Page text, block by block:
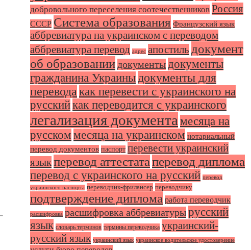
добровольного переселения соотечественников Россия
СССР Система образования Французский язык
аббревиатура на украинском с переводом
аббревиатура перевод адрес апостиль документ
об образовании документыдокументы
гражданина Украины документы для
перевода как перевести с украинского на
русскийкак переводится с украинского
легализация документа месяца на
русском месяца на украинском нотариальный
перевод документов паспорт перевести украинский
языкперевод аттестатаперевод диплома
перевод с украинского на русский перевод
украинского паспорта переводчик-фрилансер переводчику
подтверждение диплома работа переводчик
расшифровка расшифровка аббревиатурырусский
язык словарь терминов термины переводчика украинский-
русский язык украинский язык украинское водительское удостоверение